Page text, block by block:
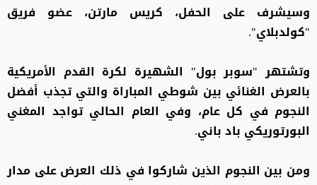
وسيشرف على الحفل، كريس مارتن، عضو فريق
"كولدبلاي".
وتشتهر "سوبر بول" الشهيرة لكرة القدم الأمريكية
بالعرض الغنائي بين شوطي المباراة والتي تجذب أفضل
النجوم في كل عام، وفي العام الحالي تواجد المغني
البورتوريكي باد باني.
ومن بين النجوم الذين شاركوا في ذلك العرض على مدار